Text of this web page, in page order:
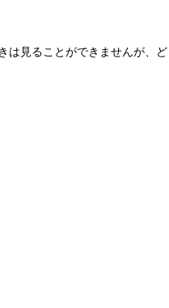
は見ることができませんが、